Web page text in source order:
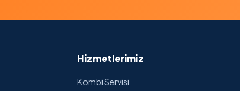
Hizmetlerimiz
Kombi Servisi